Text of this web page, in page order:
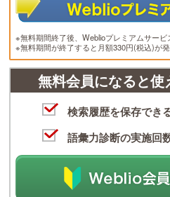
※無料期間終了後、Weblioプレミアムサービ
※無料期間が終了すると月額330円(税込)が発
無料会員になると使
検索履歴を保存でき
語彙力診断の実施回